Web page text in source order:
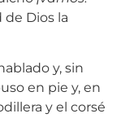
Dios la
y, sin
en pie y, en
y el corsé